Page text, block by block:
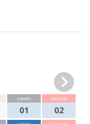
sobota
01
niedziela
02